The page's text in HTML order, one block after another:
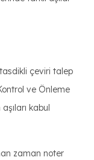
çeviri talep
ve Önleme
kabul
zaman noter